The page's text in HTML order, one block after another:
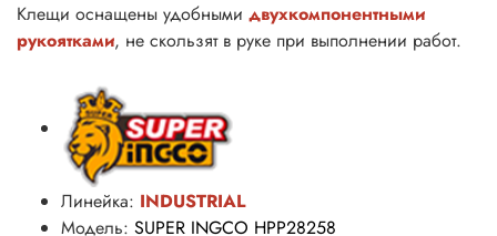
Клещи оснащены удобными двухкомпонентными
рукоятками, не скользят в руке при выполнении работ.
Линейка: INDUSTRIAL
Модель: SUPER INGCO HPP28258